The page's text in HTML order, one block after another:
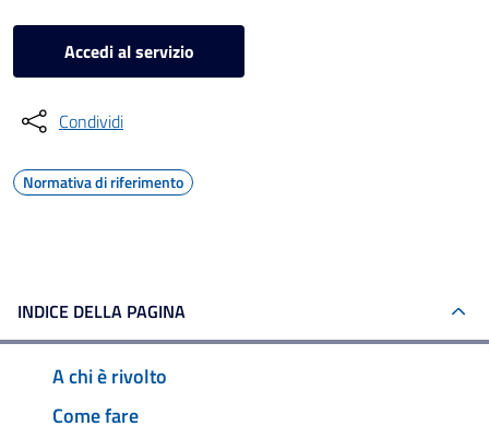
Accedi al servizio
Condividi
Normativa di riferimento
INDICE DELLA PAGINA
A chi è rivolto
Come fare